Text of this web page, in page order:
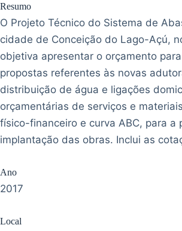
Resumo
O Projeto Técnico do Sistema de
cidade de Conceição do Lago-Açú,
objetiva apresentar o orçamento
propostas referentes às novas
distribuição de água e ligações
orçamentárias de serviços e
físico-financeiro e curva ABC, para a
implantação das obras. Inclui as
Ano
2017
Local